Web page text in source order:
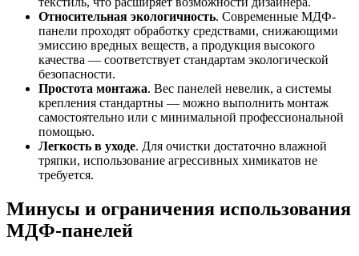
Относительная экологичность. Современные МДФ-
панели проходят обработку средствами, снижающими
эмиссию вредных веществ, а продукция высокого
качества — соответствует стандартам экологической
безопасности.
Простота монтажа. Вес панелей невелик, а системы
крепления стандартны — можно выполнить монтаж
самостоятельно или с минимальной профессиональной
помощью.
Легкость в уходе. Для очистки достаточно влажной
тряпки, использование агрессивных химикатов не
требуется.
Минусы и ограничения использования
МДФ-панелей